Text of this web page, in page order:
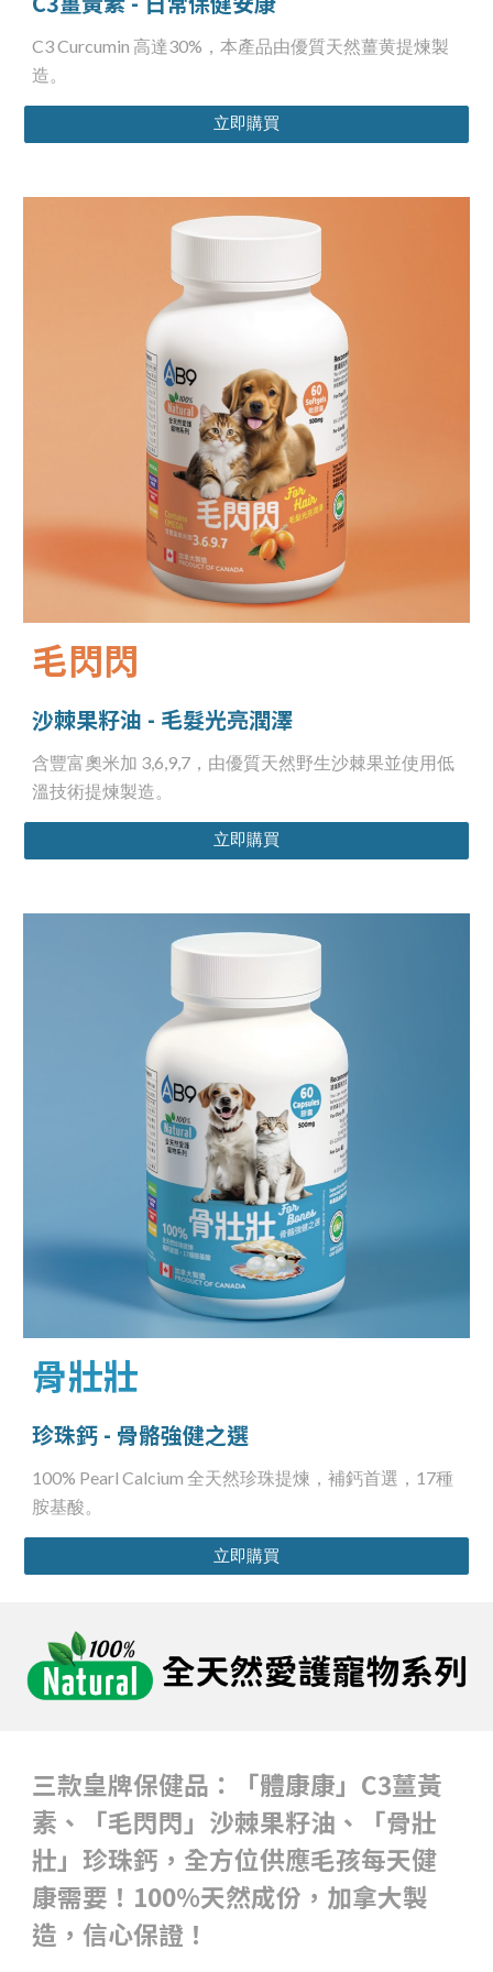
C3 Curcumin 高達30%，本產品由優質天然薑黄提煉製
造。
立即購買
毛閃閃
沙棘果籽油 - 毛髮光亮潤澤
含豐富奧米加 3,6,9,7
由優質天然野生沙棘果並使用低
溫技術提煉製造。
立即購買
骨壯壯
珍珠鈣 - 骨骼強健之選
100% Pearl Calcium 全天然珍珠提煉，補鈣首選，17種
胺基酸。
立即購買
三款皇牌保健品：「體康康」C3薑黃
素、「毛閃閃」沙棘果籽油、「骨壯
壯」珍珠鈣，全方位供應毛孩每天健
康需要！100%天然成份，加拿大製
造，信心保證！